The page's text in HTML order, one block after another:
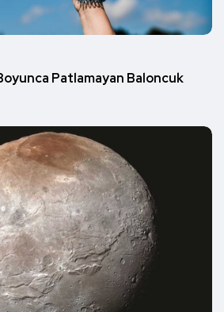
Patlamayan Baloncuk